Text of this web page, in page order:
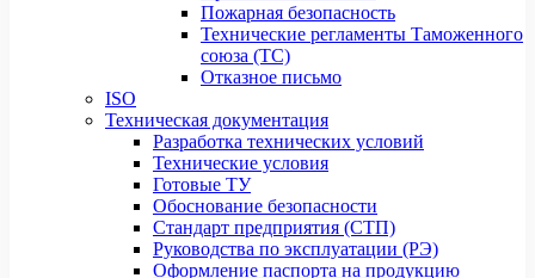
Пожарная безопасность
Технические регламенты Таможенного
союза (ТС)
Отказное письмо
ISO
Техническая документация
Разработка технических условий
Технические условия
Готовые ТУ
Обоснование безопасности
Стандарт предприятия (СТП)
Руководства по эксплуатации (РЭ)
Оформление паспорта на продукцию